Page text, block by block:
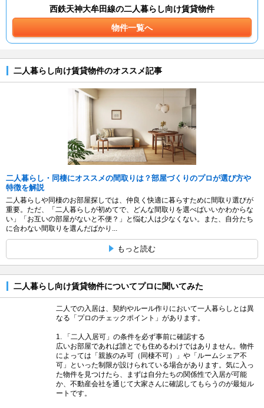
西鉄天神大牟田線の二人暮らし向け賃貸物件
物件一覧へ
二人暮らし向け賃貸物件のオススメ記事
二人暮らし・同棲にオススメの間取りは？部屋づくりのプロが選び方や
特徴を解説
二人暮らしや同棲のお部屋探しでは、仲良く快適に暮らすために間取り選びが
重要。ただ、「二人暮らしが初めてで、どんな間取りを選べばいいかわからな
い」「お互いの部屋がないと不便？」と悩む人は少なくない。また、自分たち
に合わない間取りを選んだばかり...
もっと読む
二人暮らし向け賃貸物件についてプロに聞いてみた
二人での入居は、契約やルール作りにおいて一人暮らしとは異
なる「プロのチェックポイント」があります。
1. 「二人入居可」の条件を必ず事前に確認する
広いお部屋であれば誰とでも住めるわけではありません。物件
によっては「親族のみ可（同棲不可）」や「ルームシェア不
可」といった制限が設けられている場合があります。気に入っ
た物件を見つけたら、まずは自分たちの関係性で入居が可能
か、不動産会社を通じて大家さんに確認してもらうのが最短ル
ートです。